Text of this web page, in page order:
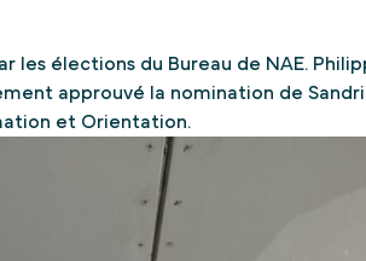
les élections du Bureau de NAE.
approuvé la nomination de
et Orientation.